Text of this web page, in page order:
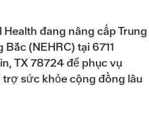
đang nâng cấp Trung
(NEHRC) tại 6711
TX 78724 để phục vụ
sức khỏe cộng đồng lâu